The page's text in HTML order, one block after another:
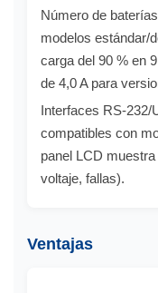
Número de
modelos estándar/
carga del 90 % en
de 4,0 A para
Interfaces RS-232/
compatibles con
panel LCD
voltaje, fallas).
Ventajas